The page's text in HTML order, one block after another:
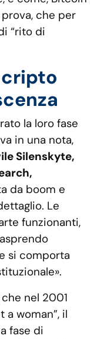
che per
“rito di
cripto
la loro fase
in una nota,
Silenskyte,
da boom e
Le
funzionanti,
si comporta
nel 2001
a woman”, il
fase di